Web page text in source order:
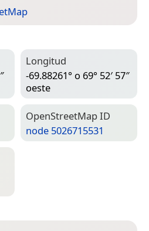
Longitud
-69.88261° o 69° 52′ 57″
oeste
Open­Street­Map ID
node 5026715531